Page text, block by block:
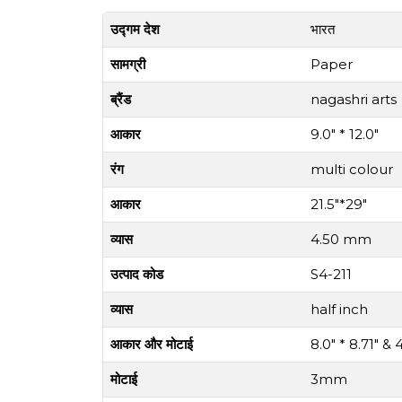
उद्गम देश भारत
सामग्री Paper
ब्रैंड nagashri arts
आकार 9.0" * 12.0"
रंग multi colour
आकार 21.5"*29"
व्यास 4.50 mm
उत्पाद कोड S4-211
व्यास half inch
आकार और मोटाई 8.0" * 8.71" &
मोटाई 3mm